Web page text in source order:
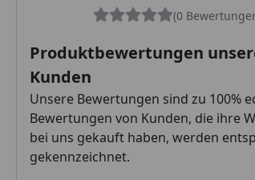
(0
Produktbewertungen
Kunden
Unsere Bewertungen sind zu 100%
Bewertungen von Kunden, die ihre
bei uns gekauft haben, werden
gekennzeichnet.